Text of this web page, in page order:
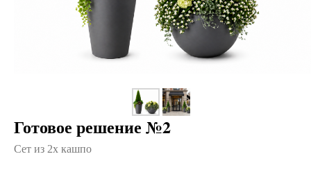
Готовое решение №2
Сет из 2х кашпо